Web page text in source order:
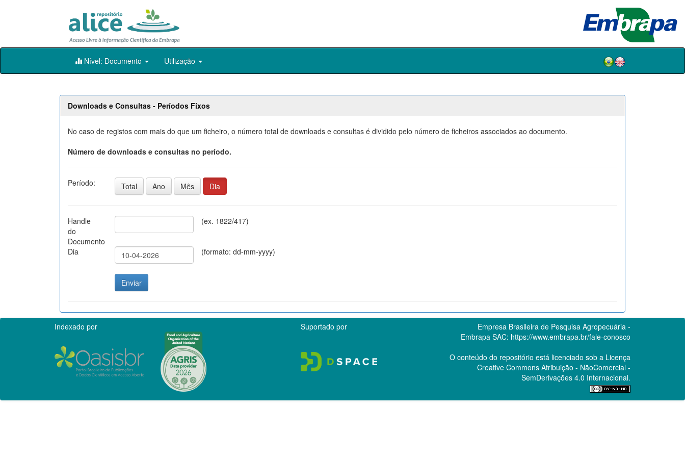
Skip
Nível: Documento Utilização
Downloads e Consultas - Períodos Fixos
No caso de registos com mais do que um ficheiro, o número total de downloads e consultas é dividido pelo número de ficheiros associados ao documento.
Número de downloads e consultas no período.
Período: Total Ano Mês Dia
Handle
do
Documento
(ex. 1822/417)
Dia (formato: dd-mm-yyyy)
Indexado por Suportado por
Empresa Brasileira de Pesquisa Agropecuária -
Embrapa SAC: https://www.embrapa.br/fale-conosco
O conteúdo do repositório está licenciado sob a Licença
Creative CommonsAtribuição - NãoComercial -
SemDerivações 4.0 Internacional.